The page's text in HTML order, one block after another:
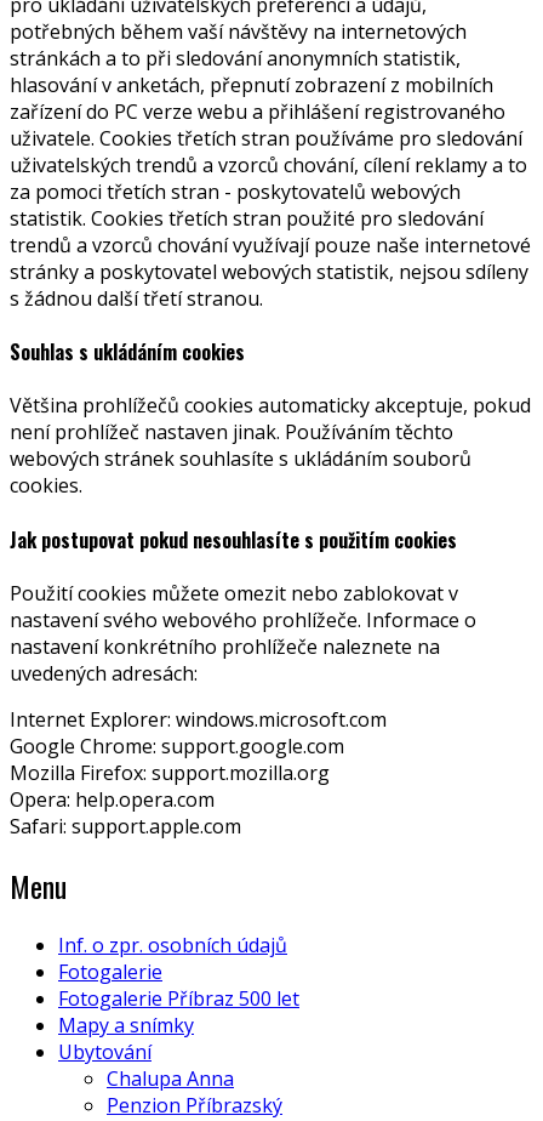
potřebných během vaší návštěvy na internetových
stránkách a to při sledování anonymních statistik,
hlasování v anketách, přepnutí zobrazení z mobilních
zařízení do PC verze webu a přihlášení registrovaného
uživatele. Cookies třetích stran používáme pro sledování
uživatelských trendů a vzorců chování, cílení reklamy a to
za pomoci třetích stran - poskytovatelů webových
statistik. Cookies třetích stran použité pro sledování
trendů a vzorců chování využívají pouze naše internetové
stránky a poskytovatel webových statistik, nejsou sdíleny
s žádnou další třetí stranou.
Souhlas s ukládáním cookies
Většina prohlížečů cookies automaticky akceptuje, pokud
není prohlížeč nastaven jinak. Používáním těchto
webových stránek souhlasíte s ukládáním souborů
cookies.
Jak postupovat pokud nesouhlasíte s použitím cookies
Použití cookies můžete omezit nebo zablokovat v
nastavení svého webového prohlížeče. Informace o
nastavení konkrétního prohlížeče naleznete na
uvedených adresách:
Internet Explorer: windows.microsoft.com
Google Chrome: support.google.com
Mozilla Firefox: support.mozilla.org
Opera: help.opera.com
Safari: support.apple.com
Menu
Inf. o zpr. osobních údajů
Fotogalerie
Fotogalerie Příbraz 500 let
Mapy a snímky
Ubytování
Chalupa Anna
Penzion Příbrazský